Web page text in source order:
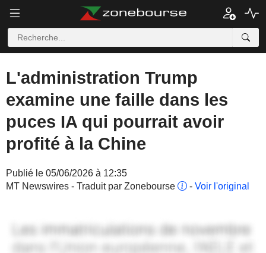
L'administration Trump
examine une faille dans les
puces IA qui pourrait avoir
profité à la Chine
Publié le 05/06/2026 à 12:35
MT Newswires - Traduit par Zonebourse
- Voir l'original